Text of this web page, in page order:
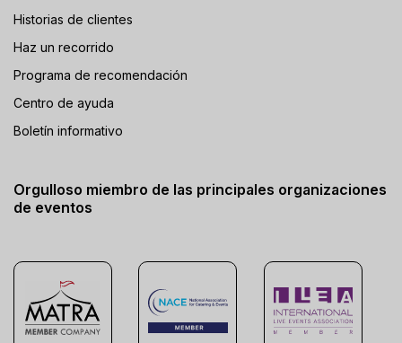
Historias de clientes
Haz un recorrido
Programa de recomendación
Centro de ayuda
Boletín informativo
Orgulloso miembro de las principales organizaciones
de eventos